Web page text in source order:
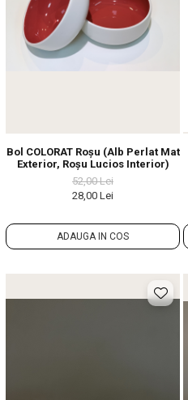
Bol COLORAT Roșu (Alb Perlat Mat
Exterior, Roșu Lucios Interior)
52,00 Lei
28,00 Lei
ADAUGA IN COS